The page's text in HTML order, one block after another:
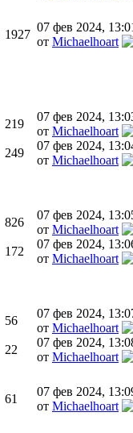
1927
07 фев 2024,
от Michaelhoart
219
07 фев 2024,
от Michaelhoart
249
07 фев 2024,
от Michaelhoart
826
07 фев 2024,
от Michaelhoart
172
07 фев 2024,
от Michaelhoart
56
07 фев 2024,
от Michaelhoart
22
07 фев 2024,
от Michaelhoart
61
07 фев 2024,
от Michaelhoart